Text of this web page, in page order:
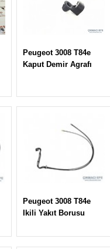
Peugeot 3008 T84e
Kaput Demir Agrafı
Peugeot 3008 T84e
Ikili Yakıt Borusu